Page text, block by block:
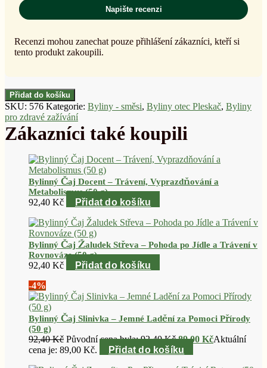
Napište recenzi
Recenzi mohou zanechat pouze přihlášení zákazníci, kteří si
tento produkt zakoupili.
Přidat do košíku
SKU: 576 Kategorie: Byliny - směsi, Byliny otec Pleskač, Byliny
pro zdravé zažívání
Bylinný Čaj Docent – Trávení, Vyprazdňování a
Metabolismus (50 g)
92,40 Kč Přidat do košíku
Bylinný Čaj Žaludek Střeva – Pohoda po Jídle a Trávení v
Rovnováze (50 g)
92,40 Kč
Přidat do košíku
-4%
Bylinný Čaj Slinivka – Jemné Ladění za Pomoci Přírody
(50 g)
92,40Kč Původní cena byla: 92,40 Kč.89,00 KčAktuální
cena je: 89,00 Kč.
Přidat do košíku